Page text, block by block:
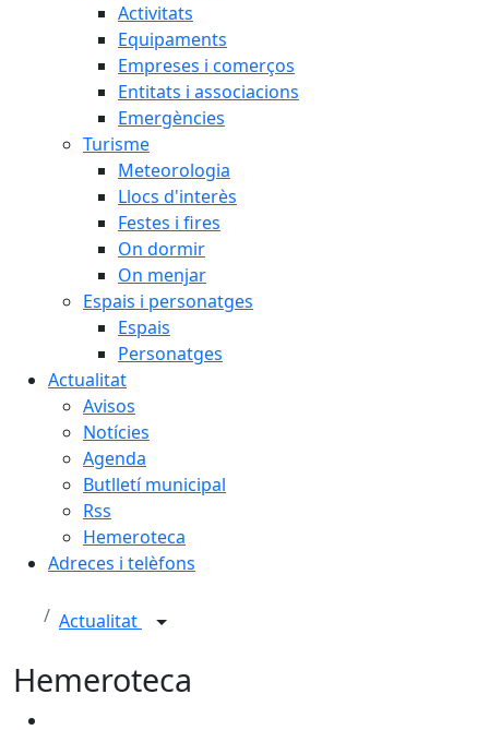
Activitats
Equipaments
Empreses i comerços
Entitats i associacions
Emergències
Turisme
Meteorologia
Llocs d'interès
Festes i fires
On dormir
On menjar
Espais i personatges
Espais
Personatges
Actualitat
Avisos
Notícies
Agenda
Butlletí municipal
Rss
Hemeroteca
Adreces i telèfons
Actualitat
Hemeroteca